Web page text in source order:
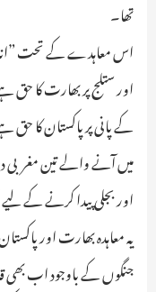
تھا۔
اس معاہدے کے تحت
اور ستلج پر بھارت کا
کے پانی پر پاکستان کا
اور بجلی پیدا کرنے کے
یہ معاہدہ بھارت اور
جنگوں کے باوجود اب